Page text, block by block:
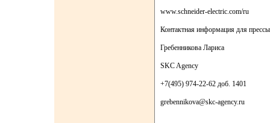
www.schneider-electric.com/ru
Контактная информация для
Гребенникова Лариса
SKC Agency
+7(495) 974-22-62 доб. 1401
grebennikova@skc-agency.ru